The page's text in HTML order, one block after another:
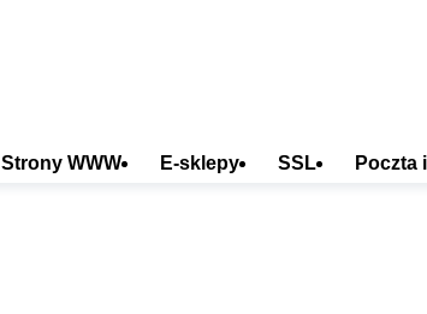
Strony WWW E-sklepy SSL Poczta